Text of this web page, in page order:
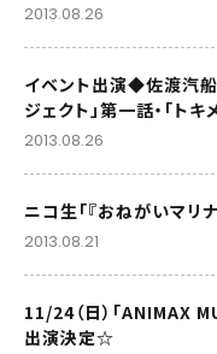
2013.08.26
イベント出演◆佐渡汽
ジェクト」第一話・「ト
2013.08.26
ニコ生「『おねがいマリ
2013.08.21
11/24（日）「ANIMAX
出演決定☆